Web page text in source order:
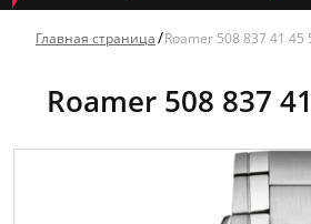
Главная страница Roamer 508 837 41 45
Roamer 508 837